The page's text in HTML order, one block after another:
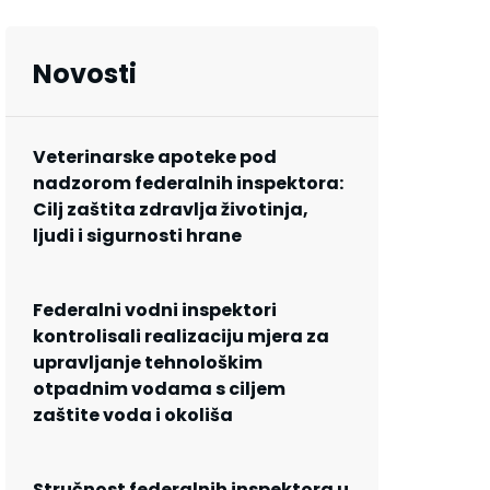
Novosti
Veterinarske apoteke pod
nadzorom federalnih inspektora:
Cilj zaštita zdravlja životinja,
ljudi i sigurnosti hrane
Federalni vodni inspektori
kontrolisali realizaciju mjera za
upravljanje tehnološkim
otpadnim vodama s ciljem
zaštite voda i okoliša